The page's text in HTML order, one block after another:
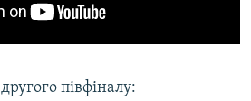
півфіналу: